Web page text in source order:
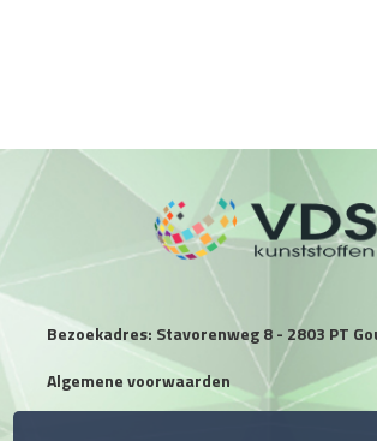
Bezoekadres: Stavorenweg 8 - 2803 PT
Algemene voorwaarden